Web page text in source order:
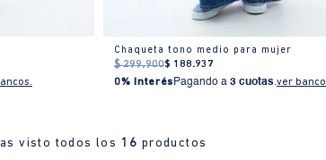
Chaqueta tono medio para mujer
$ 299.900$ 188.937
0% Interés Pagando a 3 cuotas.ver
visto todos los 16 productos